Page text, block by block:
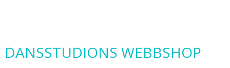
DANSSTUDIONS WEBBSHOP